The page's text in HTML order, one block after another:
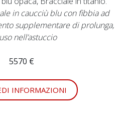
in caucciù blu con fibbia ad
supplementare di prolunga,
nell’astuccio
5570 €
INFORMAZIONI